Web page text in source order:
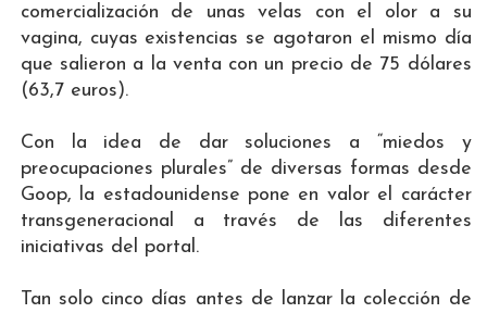
comercialización de unas velas con el olor a su
vagina, cuyas existencias se agotaron el mismo día
que salieron a la venta con un precio de 75 dólares
(63,7 euros).
Con la idea de dar soluciones a “miedos y
preocupaciones plurales” de diversas formas desde
Goop, la estadounidense pone en valor el carácter
transgeneracional a través de las diferentes
iniciativas del portal.
Tan solo cinco días antes de lanzar la colección de